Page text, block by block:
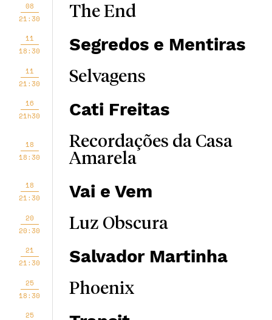
08
21:30
The End
11
18:30
Segredos e Mentiras
11
21:30
Selvagens
16
21h30
Cati Freitas
18
18:30
Recordações da Casa
Amarela
18
21:30
Vai e Vem
20
20:30
Luz Obscura
21
21:30
Salvador Martinha
25
18:30
Phoenix
25